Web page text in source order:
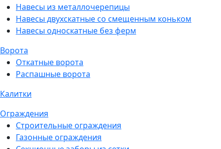
Навесы из металлочерепицы
Навесы двухскатные со смещенным коньком
Навесы односкатные без ферм
Ворота
Откатные ворота
Распашные ворота
Калитки
Ограждения
Строительные ограждения
Газонные ограждения